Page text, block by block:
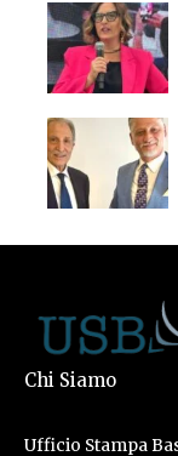
Chi Siamo
Ufficio Stampa